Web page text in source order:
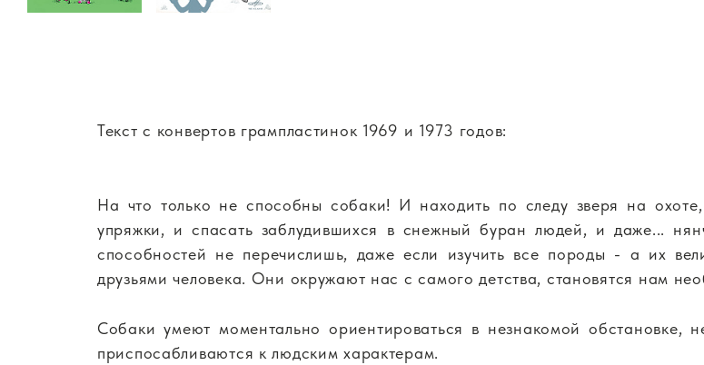
Текст с конвертов грампластинок 1969 и 1973 годов:
На что только не способны собаки! И находить по следу зверя на
упряжки, и спасать заблудившихся в снежный буран людей, и даже...
способностей не перечислишь, даже если изучить все породы - а их
друзьями человека. Они окружают нас с самого детства, становятся нам
Собаки умеют моментально ориентироваться в незнакомой обстановке,
приспосабливаются к людским характерам.